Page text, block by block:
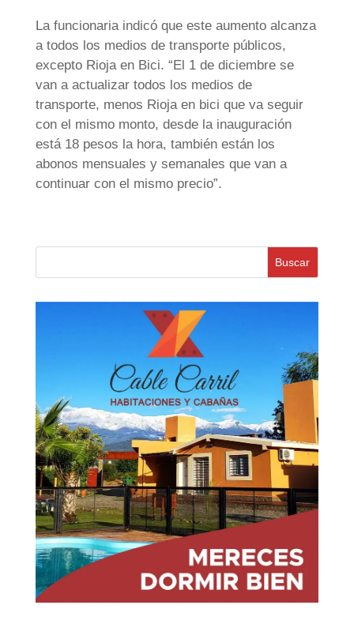
La funcionaria indicó que este aumento alcanza
a todos los medios de transporte públicos,
excepto Rioja en Bici. “El 1 de diciembre se
van a actualizar todos los medios de
transporte, menos Rioja en bici que va seguir
con el mismo monto, desde la inauguración
está 18 pesos la hora, también están los
abonos mensuales y semanales que van a
continuar con el mismo precio”.
Buscar